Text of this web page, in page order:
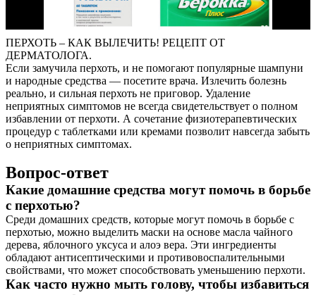
ПЕРХОТЬ – КАК ВЫЛЕЧИТЬ! РЕЦЕПТ ОТ
ДЕРМАТОЛОГА.
Если замучила перхоть, и не помогают популярные шампуни
и народные средства — посетите врача. Излечить болезнь
реально, и сильная перхоть не приговор. Удаление
неприятных симптомов не всегда свидетельствует о полном
избавлении от перхоти. А сочетание физиотерапевтических
процедур с таблетками или кремами позволит навсегда забыть
о неприятных симптомах.
Вопрос-ответ
Какие домашние средства могут помочь в борьбе
с перхотью?
Среди домашних средств, которые могут помочь в борьбе с
перхотью, можно выделить маски на основе масла чайного
дерева, яблочного уксуса и алоэ вера. Эти ингредиенты
обладают антисептическими и противовоспалительными
свойствами, что может способствовать уменьшению перхоти.
Как часто нужно мыть голову, чтобы избавиться